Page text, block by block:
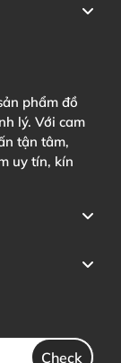
phẩm đồ
lý. Với cam
tận tâm,
uy tín, kín
Check